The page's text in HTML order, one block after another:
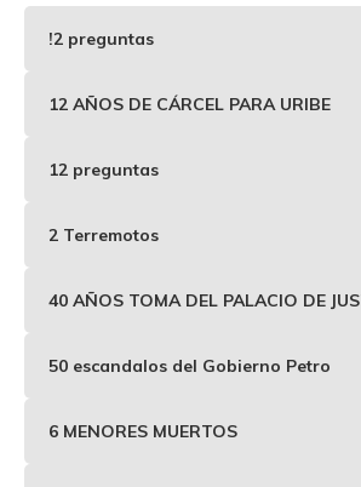
!2 preguntas
12 AÑOS DE CÁRCEL PARA URIBE
12 preguntas
2 Terremotos
40 AÑOS TOMA DEL PALACIO DE
50 escandalos del Gobierno Petro
6 MENORES MUERTOS